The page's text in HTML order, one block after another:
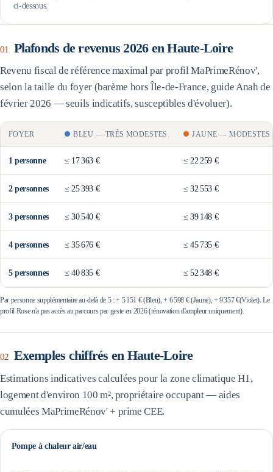
ci-dessous.
01 Plafonds de revenus 2026 en Haute-Loire
Revenu fiscal de référence maximal par profil MaPrimeRénov',
selon la taille du foyer (barème hors Île-de-France, guide Anah de
février 2026 — seuils indicatifs, susceptibles d'évoluer).
FOYER BLEU — TRÈS MODESTES JAUNE —MODESTES
1 personne ≤ 17 363 € ≤ 22 259 €
2personnes ≤ 25 393 € ≤32 553 €
3personnes ≤30 540 € ≤39 148 €
4personnes ≤35 676 € ≤45 735 €
5personnes ≤40 835 € ≤52 348 €
Par personne supplémentaire au-delà de 5 : + 5 151 €(Bleu), + 6 598 €(Jaune), + 9 357 €(Violet). Le
profil Rose n'a pas accès au parcours par geste en 2026 (rénovation d'ampleur uniquement).
02 Exemples chiffrés en Haute-Loire
Estimations indicatives calculées pour la zone climatique H1 ,
logement d'environ 100 m², propriétaire occupant — aides
cumulées MaPrimeRénov' + prime CEE.
Pompe à chaleur air/eau